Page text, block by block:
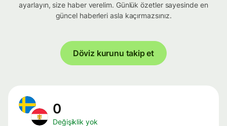
ayarlayın, size haber verelim. Günlük özetler sayesinde en
güncel haberleri asla kaçırmazsınız.
Döviz kurunu takip et
0
Değişiklik yok